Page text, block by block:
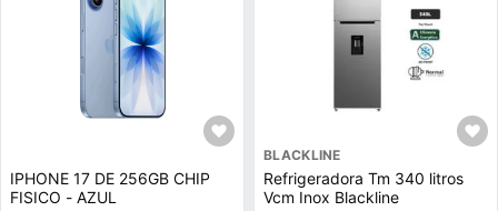
IPHONE 17 DE 256GB CHIP
FISICO - AZUL
BLACKLINE
Refrigeradora Tm 340 litros
Vcm Inox Blackline